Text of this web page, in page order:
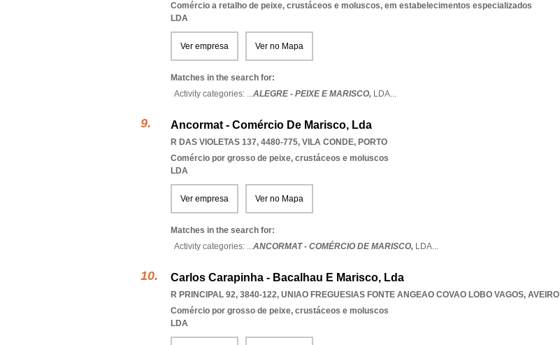
Comércio a retalho de peixe, crustáceos e moluscos, em estabelecimentos especializados
LDA
Ver empresa Ver no Mapa
Matches in the search for:
Activity categories: ...ALEGRE - PEIXE E MARISCO, LDA...
Ancormat - Comércio De Marisco, Lda
R DAS VIOLETAS 137, 4480-775, VILA CONDE, PORTO
Comércio por grosso de peixe, crustáceos e moluscos
LDA
Ver empresa Ver no Mapa
Matches in the search for:
Activity categories: ...ANCORMAT - COMÉRCIO DE MARISCO, LDA...
Carlos Carapinha - Bacalhau E Marisco, Lda
R PRINCIPAL 92, 3840-122, UNIAO FREGUESIAS FONTE ANGEAO COVAO LOBO VAGOS, AVEIRO
Comércio por grosso de peixe, crustáceos e moluscos
LDA